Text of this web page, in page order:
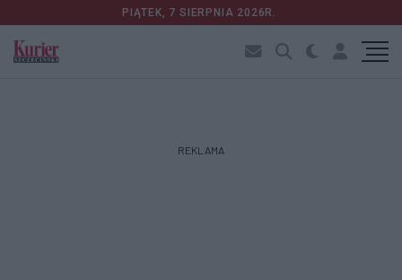
PIĄTEK, 7 SIERPNIA 2026R.
REKLAMA